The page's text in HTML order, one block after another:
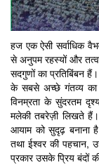
हज एक ऐसी सर्वाधिक
से अनुपम रहस्यों और
सदगुणों का प्रतिबिंबन
के सबसे अच्छे गंतव्य का
विनम्रता के सुंदरतम
मलेकी तबरेज़ी लिखते
आयाम को सुदृढ़ बनाना
तथा ईश्वर की पहचान,
प्रकार उसके प्रिय बंदों